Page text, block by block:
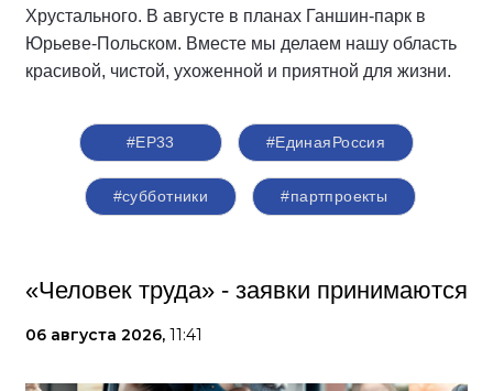
Хрустального. В августе в планах Ганшин-парк в
Юрьеве-Польском. Вместе мы делаем нашу область
красивой, чистой, ухоженной и приятной для жизни.
#ЕР33 #‎ЕдинаяРоссия
#субботники #партпроекты
«Человек труда» - заявки принимаются
06 августа 2026, 11:41